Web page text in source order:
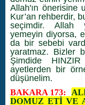
Allah'ın önerisine
Kur’an rehberdir,
seçimdir. Allah
yemeyin diyorsa,
da bir sebebi
yaratmaz. Bizler
Şimdide
ayetlerden bir
düşünelim.
BAKARA 173:
DOMUZ ETİ VE